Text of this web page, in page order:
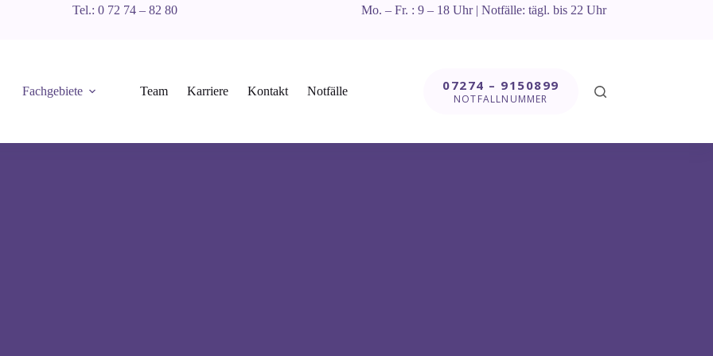
Tel.: 0 72 74 – 82 80 Mo. – Fr. : 9 – 18 Uhr | Notfälle: tägl. bis 22 Uhr
Fachgebiete Team Karriere Kontakt Notfälle 07274 – 9150899
NOTFALLNUMMER